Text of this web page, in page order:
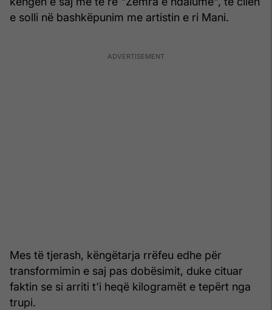
e solli në bashkëpunim me artistin e ri Mani.
Mes të tjerash, këngëtarja rrëfeu edhe për
transformimin e saj pas dobësimit, duke cituar
faktin se si arriti t'i heqë kilogramët e tepërt nga
trupi.